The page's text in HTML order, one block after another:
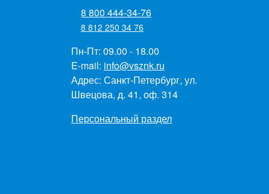
8 800 444-34-76
8 812 250 34 76
Пн-Пт: 09.00 - 18.00
E-mail: info@vsznk.ru
Адрес: Санкт-Петербург, ул.
Швецова, д. 41, оф. 314
Персональный раздел